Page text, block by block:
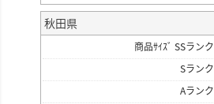
秋田県
商品ｻｲｽﾞ SSランク
Sランク
Aランク